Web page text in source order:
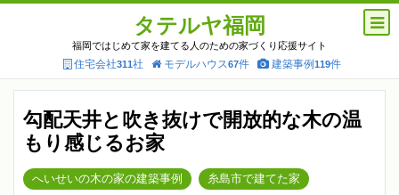
タテルヤ福岡
福岡ではじめて家を建てる人のための家づくり応援サイト
住宅会社311社 モデルハウス67件 建築事例119件
勾配天井と吹き抜けで開放的な木の温
もり感じるお家
へいせいの木の家の建築事例 糸島市で建てた家